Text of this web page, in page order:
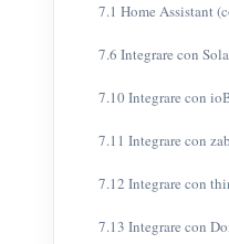
7.1 Home Assistant
7.6 Integrare con
7.10 Integrare con
7.11 Integrare con
7.12 Integrare con
7.13 Integrare con